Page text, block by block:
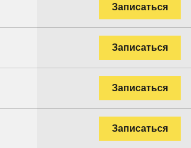
Записаться
Записаться
Записаться
Записаться